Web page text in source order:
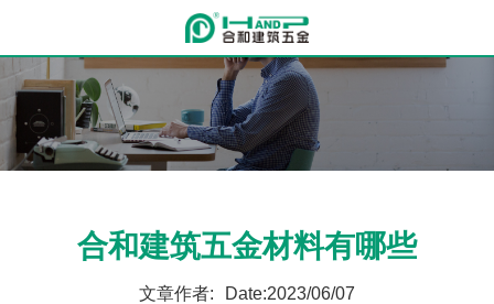
合和建筑五金材料有哪些
文章作者:
Date:2023/06/07